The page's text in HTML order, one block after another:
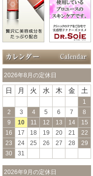
2026年8月の定休日
日 月 火 水 木 金 土
1
2
3 4 5 6 7
8
9
10 11 12 13 14
15
16
17 18 19 20 21
22
23
24 25 26 27 28
29
30
31
2026年9月の定休日